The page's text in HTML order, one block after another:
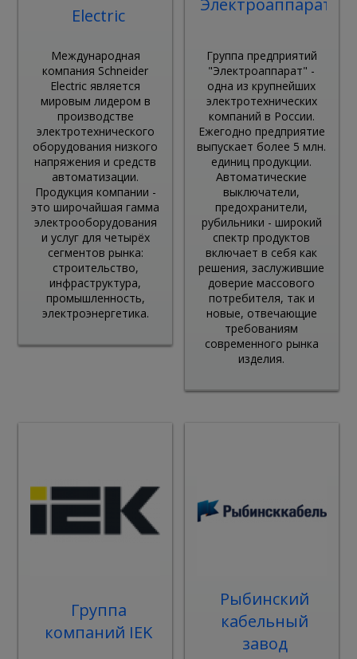
Electric
Международная
компания Schneider
Electric является
мировым лидером в
производстве
электротехнического
оборудования низкого
напряжения и средств
автоматизации.
Продукция компании -
это широчайшая гамма
электрооборудования
и услуг для четырёх
сегментов рынка:
строительство,
инфраструктура,
промышленность,
электроэнергетика.
Группа предприятий
"Электроаппарат" -
одна из крупнейших
электротехнических
компаний в России.
Ежегодно предприятие
выпускает более 5 млн.
единиц продукции.
Автоматические
выключатели,
предохранители,
рубильники - широкий
спектр продуктов
включает в себя как
решения, заслужившие
доверие массового
потребителя, так и
новые, отвечающие
требованиям
современного рынка
изделия.
Группа
компаний IEK
Рыбинский
кабельный
завод